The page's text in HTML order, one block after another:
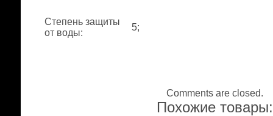
Степень защиты
от воды:
5;
Comments are closed.
Похожие товары: